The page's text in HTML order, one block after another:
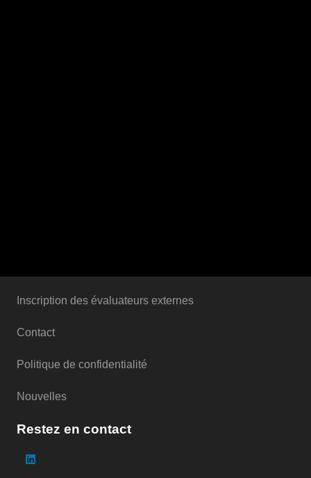
Inscription des évaluateurs externes
Contact
Politique de confidentialité
Nouvelles
Restez en contact